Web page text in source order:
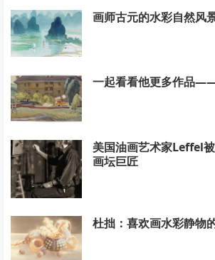
画师古元的水彩自然风
一起看看他更多作品
美国油画艺术家Leffel
画坛巨匠
杜拙：喜欢画水彩静物